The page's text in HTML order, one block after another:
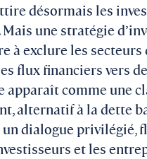
désormais les
une stratégie
à exclure les
flux financiers vers
apparaît comme une
alternatif à la dette
un dialogue privilégié,
et les